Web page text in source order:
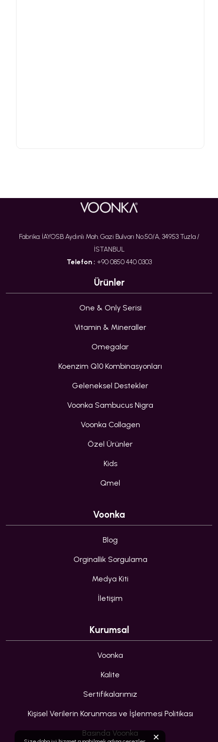
Fabrika: İAYOSB Aydınlı Mah. Gazi Bulvarı No:50/A, 34953 Tuzla /
İSTANBUL
Telefon : +90 0850 440 0303
Ürünler
One & Only Serisi
Vitamin & Mineraller
Omegalar
Koenzim Q10 Kombinasyonları
Geleneksel Destekler
Voonka Sambucus Nigra
Voonka Collagen
Özel Ürünler
Kids
Qmel
Voonka
Blog
Orginallik Sorgulama
Medya Kiti
İletişim
Kurumsal
Voonka
Kalite
Sertifikalarımız
Kişisel Verilerin Korunması ve İşlenmesi Politikası
Basında Voonka